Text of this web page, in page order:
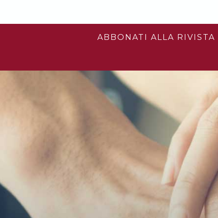
ABBONATI ALLA